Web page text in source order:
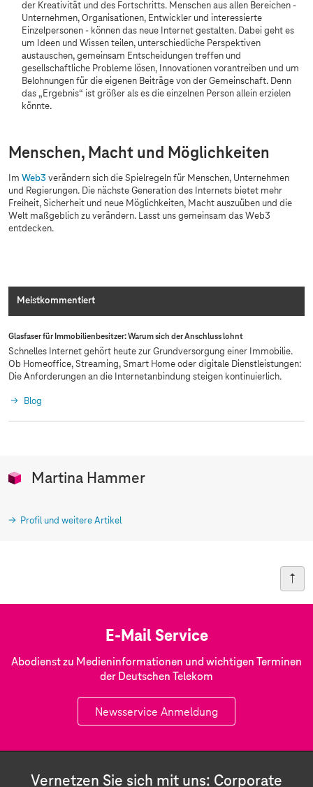
der Kreativität und des Fortschritts. Menschen aus allen Bereichen -
Unternehmen, Organisationen, Entwickler und interessierte
Einzelpersonen - können das neue Internet gestalten. Dabei geht es
um Ideen und Wissen teilen, unterschiedliche Perspektiven
austauschen, gemeinsam Entscheidungen treffen und
gesellschaftliche Probleme lösen, Innovationen vorantreiben und um
Belohnungen für die eigenen Beiträge von der Gemeinschaft. Denn
das „Ergebnis“ ist größer als es die einzelnen Person allein erzielen
könnte.
Menschen, Macht und Möglichkeiten
Im Web3 verändern sich die Spielregeln für Menschen, Unternehmen
und Regierungen. Die nächste Generation des Internets bietet mehr
Freiheit, Sicherheit und neue Möglichkeiten, Macht auszuüben und die
Welt maßgeblich zu verändern. Lasst uns gemeinsam das Web3
entdecken.
Meistkommentiert
Glasfaser für Immobilienbesitzer: Warum sich der Anschluss lohnt
Schnelles Internet gehört heute zur Grundversorgung einer Immobilie.
Ob Homeoffice, Streaming, Smart Home oder digitale Dienstleistungen:
Die Anforderungen an die Internetanbindung steigen kontinuierlich.
Blog
Martina Hammer
Profil und weitere Artikel
E-Mail Service
Abodienst zu Medieninformationen und wichtigen Terminen
der Deutschen Telekom
Newsservice Anmeldung
Vernetzen Sie sich mit uns: Corporate